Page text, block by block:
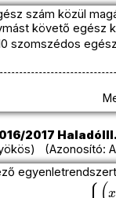
szám közül
követő egész
szomszédos
2017
(Azonosító:
{(x